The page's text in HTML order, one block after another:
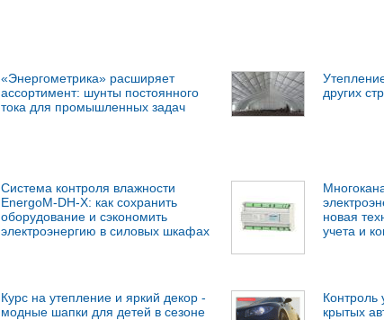
«Энергометрика» расширяет
ассортимент: шунты постоянного
тока для промышленных задач
других
Система контроля влажности
EnergoM-DH-X: как сохранить
оборудование и сэкономить
электроэнергию в силовых шкафах
новая
учета и
Курс на утепление и яркий декор -
модные шапки для детей в сезоне
Контроль
крытых